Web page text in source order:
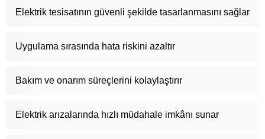
Elektrik tesisatının güvenli şekilde tasarlanmasını sağlar
Uygulama sırasında hata riskini azaltır
Bakım ve onarım süreçlerini kolaylaştırır
Elektrik arızalarında hızlı müdahale imkânı sunar